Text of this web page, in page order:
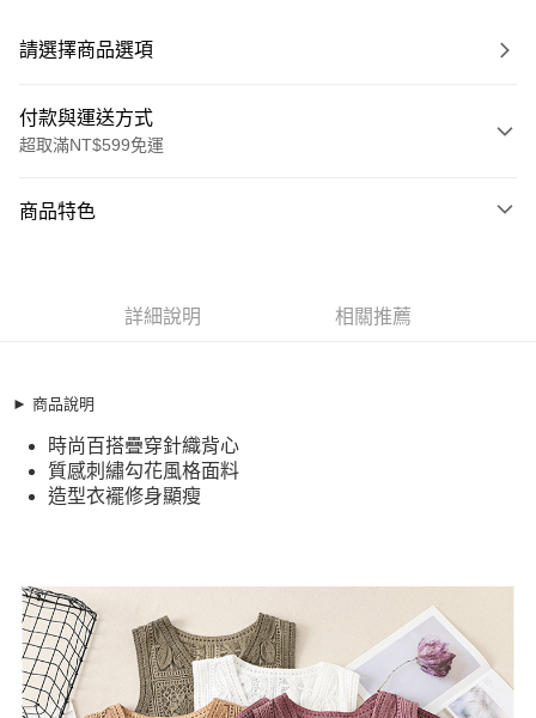
請選擇商品選項
付款與運送方式
超取滿NT$599免運
信用卡一次付款
街口支付
悠遊付
全盈+PAY
【關於「AFTEE先享後付」】
AFTEE先享後付是「在收到商品之後才付款」的支付方式。 讓您購物簡單
便利好安心！
１．簡單：不需註冊會員、不需綁卡、不需儲值。
２．便利：只要手機號碼，簡訊認證，即可結帳。
３．安心：先確認商品／服務後，再付款。
ATM付款
運送方式
全家取貨付款
商品特色
【XML260430】
質感刺繡勾花風格面料
造型衣襬修身顯瘦
【XML260430】
時尚百搭疊穿針織背心
質感刺繡勾花風格面料
造型衣襬修身顯瘦
詳細說明 相關推薦
► 商品說明
時尚百搭疊穿針織背心
質感刺繡勾花風格面料
造型衣襬修身顯瘦